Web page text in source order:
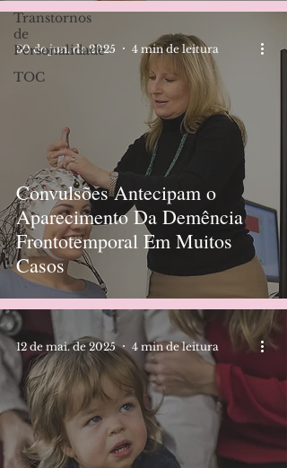
Transtornos
de
Personalidade
TOC
Convulsões Antecipam o
Aparecimento Da Demência
Frontotemporal Em Muitos
Casos
30 de jun. de 2025 4 min de leitura
12 de mai. de 2025 4 min de leitura